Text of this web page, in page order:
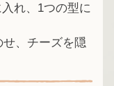
れ、1つの型に
、チーズを隠